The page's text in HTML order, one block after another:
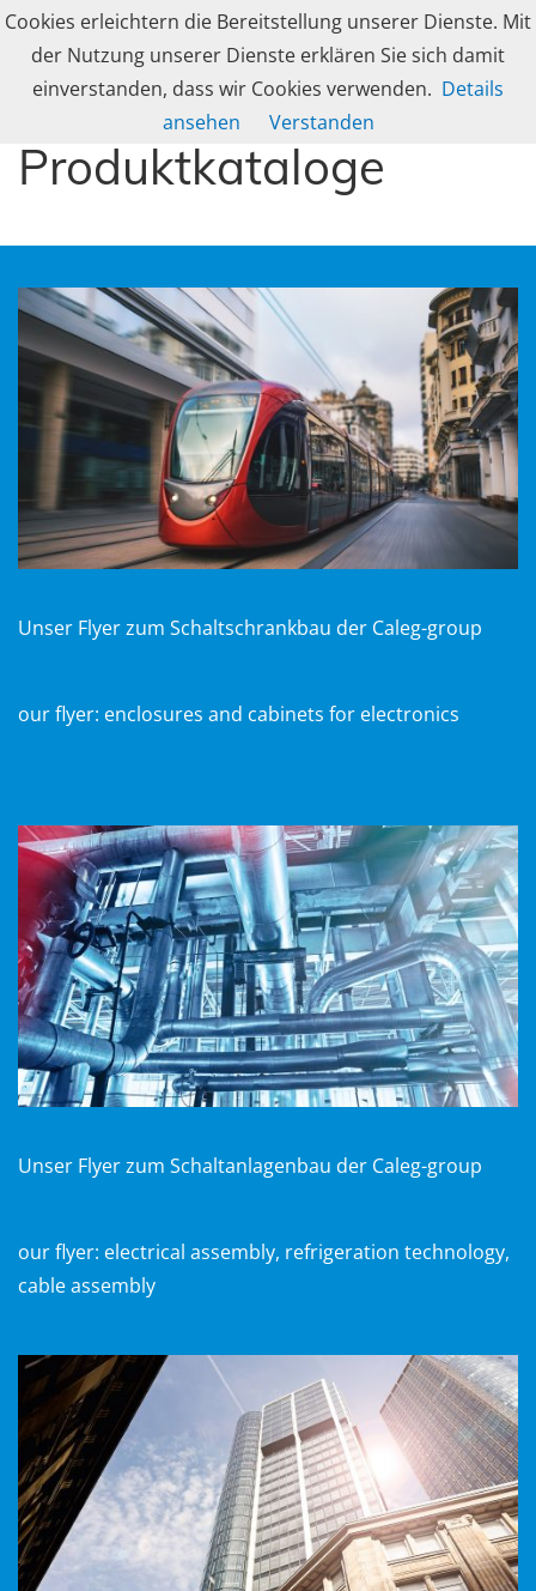
Skip to navigation
Skip to content
caleg group
Produzent und Lösungsanbieter für industrielle Gehäusetechnik,
Flyer und
Produktkataloge
Unser Flyer zum Schaltschrankbau der Caleg-group
our flyer: enclosures and cabinets for electronics
Unser Flyer zum Schaltanlagenbau der Caleg-group
our flyer: electrical assembly, refrigeration technology,
cable assembly
Cookies erleichtern die Bereitstellung unserer Dienste. Mit
der Nutzung unserer Dienste erklären Sie sich damit
einverstanden, dass wir Cookies verwenden. Details
ansehen
Verstanden